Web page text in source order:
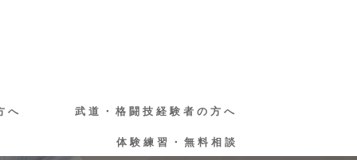
へ 武道・格闘技経験者の方へ
体験練習・無料相談